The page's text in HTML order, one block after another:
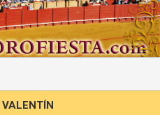
VALENTÍN